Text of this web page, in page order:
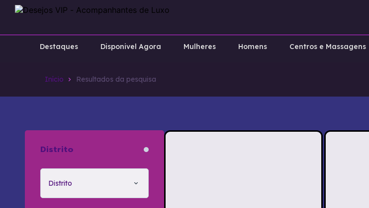
Início Resultados da pesquisa
Distrito
Distrito
Destaques Disponivel Agora Mulheres Homens Centros e Massagens